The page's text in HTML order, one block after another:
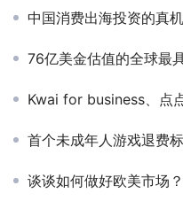
中国消费出海投资的真
76亿美金估值的全球最具创
Kwai for business、点点数据、线条科
首个未成年人游戏退费标
谈谈如何做好欧美市场？我们请到